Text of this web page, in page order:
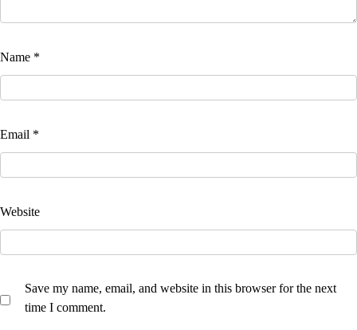
Name *
Email *
Website
Save my name, email, and website in this browser for the next
time I comment.